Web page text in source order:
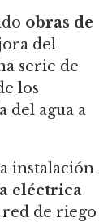
obras de
del
serie de
los
del agua a
instalación
eléctrica
red de riego